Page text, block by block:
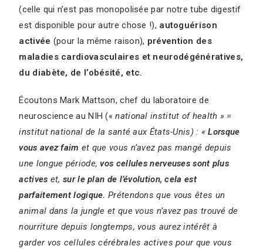
(celle qui n’est pas monopolisée par notre tube digestif
est disponible pour autre chose !), autoguérison
activée (pour la même raison), prévention des
maladies cardiovasculaires et neurodégénératives,
du diabète, de l’obésité, etc.
Écoutons Mark Mattson, chef du laboratoire de
neuroscience au NIH («national institut of health » =
institut national de la santé aux États-Unis) : «Lorsque
vous avez faim et que vous n’avez pas mangé depuis
une longue période, vos cellules nerveuses sont plus
actives et,sur le plan de l’évolution, cela est
parfaitement logique. Prétendons que vous êtes un
animal dans la jungle et que vous n’avez pas trouvé de
nourriture depuis longtemps, vous aurez intérêt à
garder vos cellules cérébrales actives pour que vous